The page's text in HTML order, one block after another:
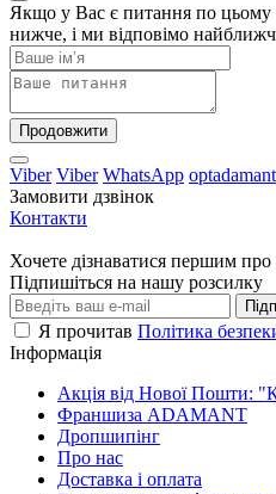
Якщо у Вас є питання по цьому
нижче, і ми відповімо
Продовжити
Viber Viber WhatsApp
Замовити дзвінок
Контакти
Хочете дізнаватися першим про
Підпишіться на нашу розсилку
Я прочитав Політика
Інформація
Акція від Нової Пошти:
Франшиза ADAMANT
Дропшипінг
Про нас
Доставка і оплата